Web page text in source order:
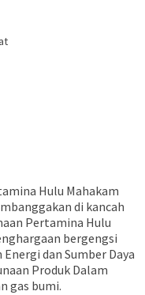
Hulu Mahakam
di kancah
Pertamina Hulu
bergengsi
dan Sumber Daya
Produk Dalam
gas bumi.